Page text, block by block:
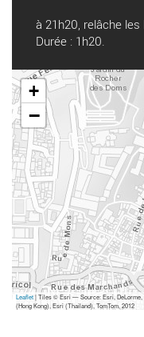
à 21h20, relâche
Durée : 1h20.
+
−
Leaflet| Tiles © Esri — Source: Esri, DeLorme,
(Hong Kong), Esri (Thailand), TomTom, 2012